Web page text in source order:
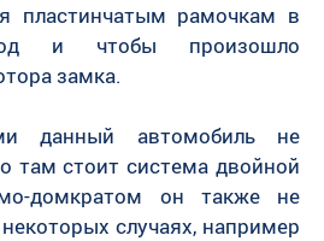
пластинчатым рамочкам в
и чтобы произошло
замка.
данный автомобиль не
там стоит система двойной
домкратом он также не
случаях, например